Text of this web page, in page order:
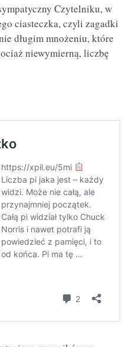
Czytelniku, w
ciasteczka, czyli zagadki
długim mnożeniu, które
niewymierną, liczbę